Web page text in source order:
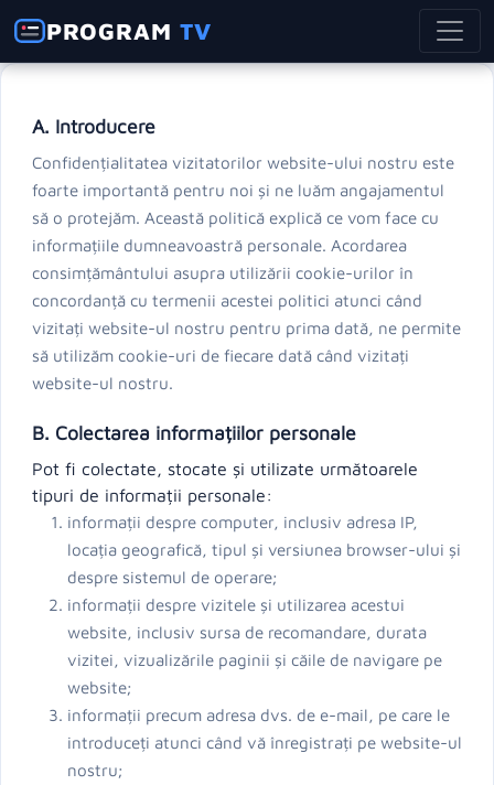
PROGRAMTV
A. Introducere
Confidențialitatea vizitatorilor website-ului nostru este
foarte importantă pentru noi și ne luăm angajamentul
să o protejăm. Această politică explică ce vom face cu
informațiile dumneavoastră personale. Acordarea
consimțământului asupra utilizării cookie-urilor în
concordanță cu termenii acestei politici atunci când
vizitați website-ul nostru pentru prima dată, ne permite
să utilizăm cookie-uri de fiecare dată când vizitați
website-ul nostru.
B. Colectarea informațiilor personale
Pot fi colectate, stocate și utilizate următoarele
tipuri de informații personale:
informații despre computer, inclusiv adresa IP,
locația geografică, tipul și versiunea browser-ului și
despre sistemul de operare;
informații despre vizitele și utilizarea acestui
website, inclusiv sursa de recomandare, durata
vizitei, vizualizările paginii și căile de navigare pe
website;
informații precum adresa dvs. de e-mail, pe care le
introduceți atunci când vă înregistrați pe website-ul
nostru;